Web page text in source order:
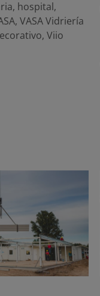
, hospital,
, VASA Vidriería
, Viio